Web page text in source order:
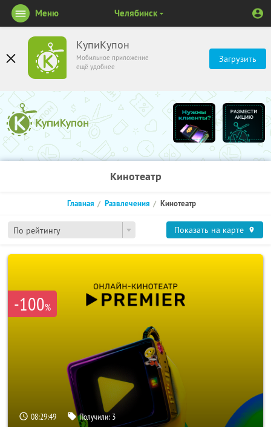
КупиКупон
Мобильное приложение
ещё удобнее
Загрузить
Меню Челябинск
Кинотеатр
По рейтингу
Главная Развлечения Кинотеатр
Показать на карте
-100%
08:29:49 Получили: 3